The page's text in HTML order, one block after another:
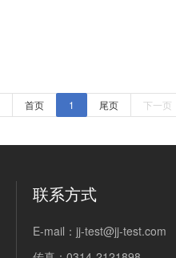
首页 1 尾页 下一页
联系方式
E-mail：jj-test@jj-test.com